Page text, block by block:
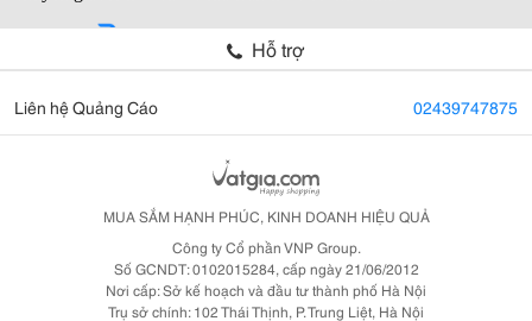
Hỗ trợ
Liên hệ Quảng Cáo 02439747875
MUA SẮM HẠNH PHÚC, KINH DOANH HIỆU QUẢ
Công ty Cổ phần VNP Group.
Số GCNDT: 0102015284, cấp ngày 21/06/2012
Nơi cấp: Sở kế hoạch và đầu tư thành phố Hà Nội
Trụ sở chính: 102 Thái Thịnh, P. Trung Liệt, Hà Nội